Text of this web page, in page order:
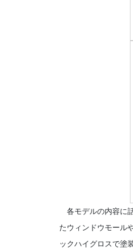
各モデルの内容に
たウィンドウモール
ックハイグロスで塗